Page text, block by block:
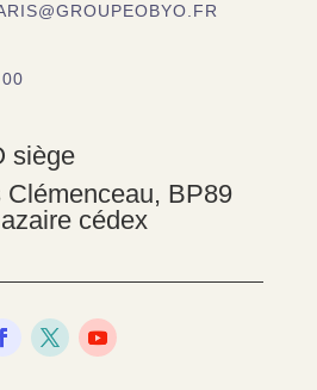
siège
Clémenceau, BP89
cédex